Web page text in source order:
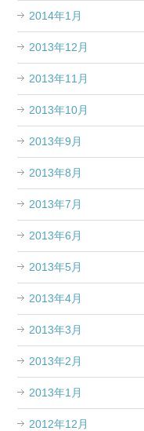
2014年1月
2013年12月
2013年11月
2013年10月
2013年9月
2013年8月
2013年7月
2013年6月
2013年5月
2013年4月
2013年3月
2013年2月
2013年1月
2012年12月